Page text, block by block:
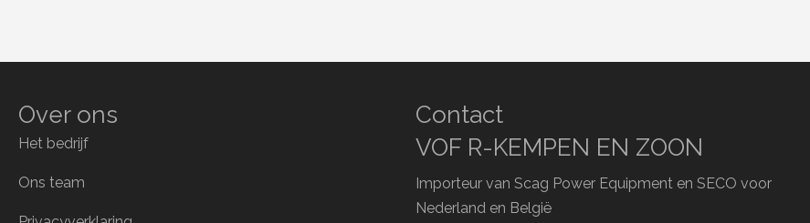
Over ons
Het bedrijf
Ons team
Contact
VOF R-KEMPEN EN ZOON
Importeur van Scag Power Equipment en SECO voor
Nederland en België